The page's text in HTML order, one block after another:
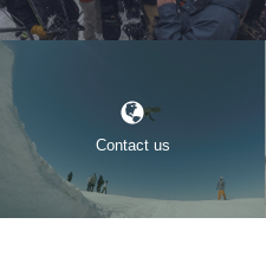
Contact us